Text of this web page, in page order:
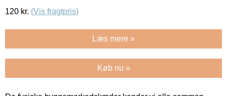
120 kr. (Vis fragtpris)
Læs mere »
Køb nu »